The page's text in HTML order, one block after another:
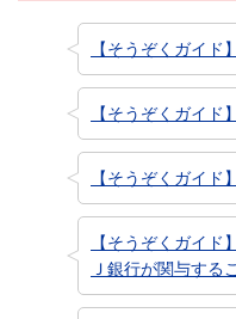
【そうぞくガイド
【そうぞくガイド
【そうぞくガイド
【そうぞくガイド
Ｊ銀行が関与する